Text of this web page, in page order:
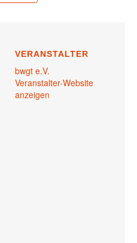
VERANSTALTER
bwgt e.V.
Veranstalter-Website
anzeigen